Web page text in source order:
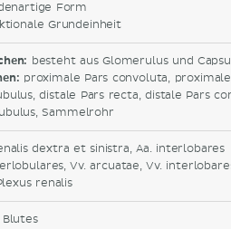
Form
Grundeinheit
besteht aus Glomerulus und
proximale Pars convoluta,
distale Pars recta, distale Pars
Sammelrohr
dextra et sinistra, Aa. interlobares
Vv. arcuatae, Vv.
renalis